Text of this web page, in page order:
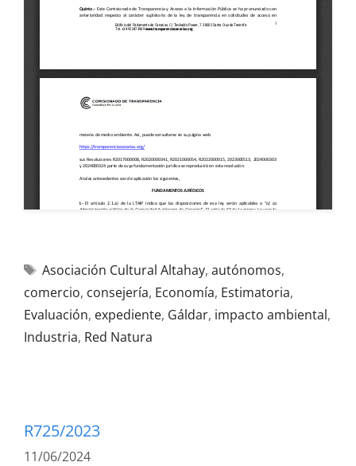
Asociación Cultural Altahay, autónomos,
comercio, consejería, Economía, Estimatoria,
Evaluación, expediente, Gáldar, impacto ambiental,
Industria, Red Natura
R725/2023
11/06/2024